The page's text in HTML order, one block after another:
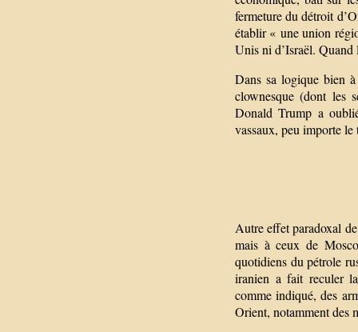
fermeture du détroit
établir « une union
Unis ni d’Israël. Quand
Dans sa logique bien
clownesque (dont les
Donald Trump a
vassaux, peu importe le
Autre effet paradoxal
mais à ceux de
quotidiens du pétrole
iranien a fait reculer
comme indiqué, des
Orient, notamment des